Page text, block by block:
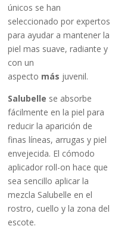
únicos se han
seleccionado por expertos
para ayudar a mantener la
piel mas suave, radiante y
con un
aspecto más juvenil.
Salubelle se absorbe
fácilmente en la piel para
reducir la aparición de
finas líneas, arrugas y piel
envejecida. El cómodo
aplicador roll-on hace que
sea sencillo aplicar la
mezcla Salubelle en el
rostro, cuello y la zona del
escote.